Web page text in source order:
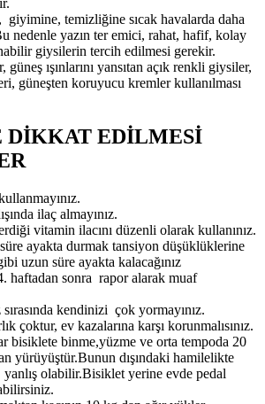
giyimine, temizliğine sıcak havalarda daha
nedenle yazın ter emici, rahat, hafif, kolay
giysilerin tercih edilmesi gerekir.
ışınlarını yansıtan açık renkli giysiler,
güneşten koruyucu kremler kullanılması
DİKKAT EDİLMESİ
ilaç almayınız.
vitamin ilacını düzenli olarak kullanınız.
ayakta durmak tansiyon düşüklüklerine
uzun süre ayakta kalacağınız
haftadan sonra rapor alarak muaf
kendinizi çok yormayınız.
çoktur, ev kazalarına karşı korunmalısınız.
bisiklete binme,yüzme ve orta tempoda 20
yürüyüştür.Bunun dışındaki hamilelikte
olabilir.Bisiklet yerine evde pedal